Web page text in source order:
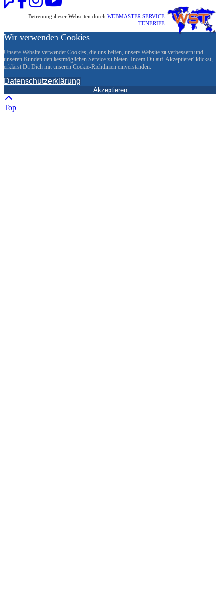
Betreuung dieser Webseiten durch WEBMASTER SERVICE
TENERIFE
Wir verwenden Cookies
Unsere Website verwendet Cookies, die uns helfen, unsere Website zu verbessern und
unseren Kunden den bestmöglichen Service zu bieten. Indem Du auf 'Akzeptieren' klickst,
erklärst Du Dich mit unseren Cookie-Richtlinien einverstanden.
Datenschutzerklärung
Akzeptieren
Top